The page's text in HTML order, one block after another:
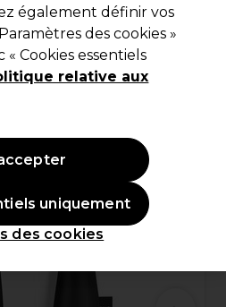
pour le Visage | 8
également définir vos
des cookies »
Cookies essentiels
relative aux
des cookies
uniquement